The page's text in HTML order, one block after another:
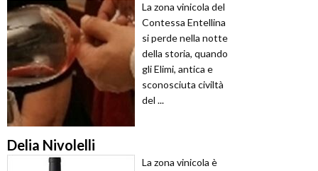
La zona vinicola del
Contessa Entellina
si perde nella notte
della storia, quando
gli Elimi, antica e
sconosciuta civiltà
del ...
Delia Nivolelli
La zona vinicola è